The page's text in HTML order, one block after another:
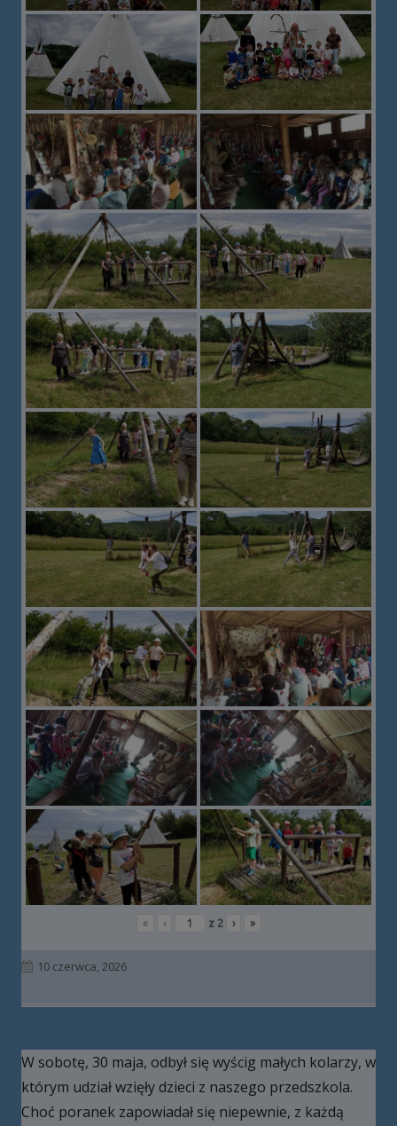
« ‹ z 2 › »
Opublikowano
10 czerwca, 2026
W sobotę, 30 maja, odbył się wyścig małych kolarzy, w
którym udział wzięły dzieci z naszego przedszkola.
Choć poranek zapowiadał się niepewnie, z każdą